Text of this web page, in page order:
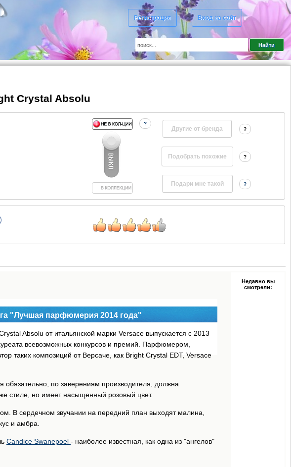
Регистрация Вход на сайт
Crystal Absolu
?
Другие от бренда ?
?
?
"Лучшая парфюмерия 2014 года"
Absolu от итальянской марки Versace выпускается с 2013
всевозможных конкурсов и премий. Парфюмером,
таких композиций от Версаче, как Bright Crystal EDT, Versace
по заверениям производителя, должна
стиле, но имеет насыщенный розовый цвет.
В сердечном звучании на передний план выходят малина,
и амбра.
Candice Swanepoel - наиболее известная, как одна из "ангелов"
Недавно вы
смотрели: